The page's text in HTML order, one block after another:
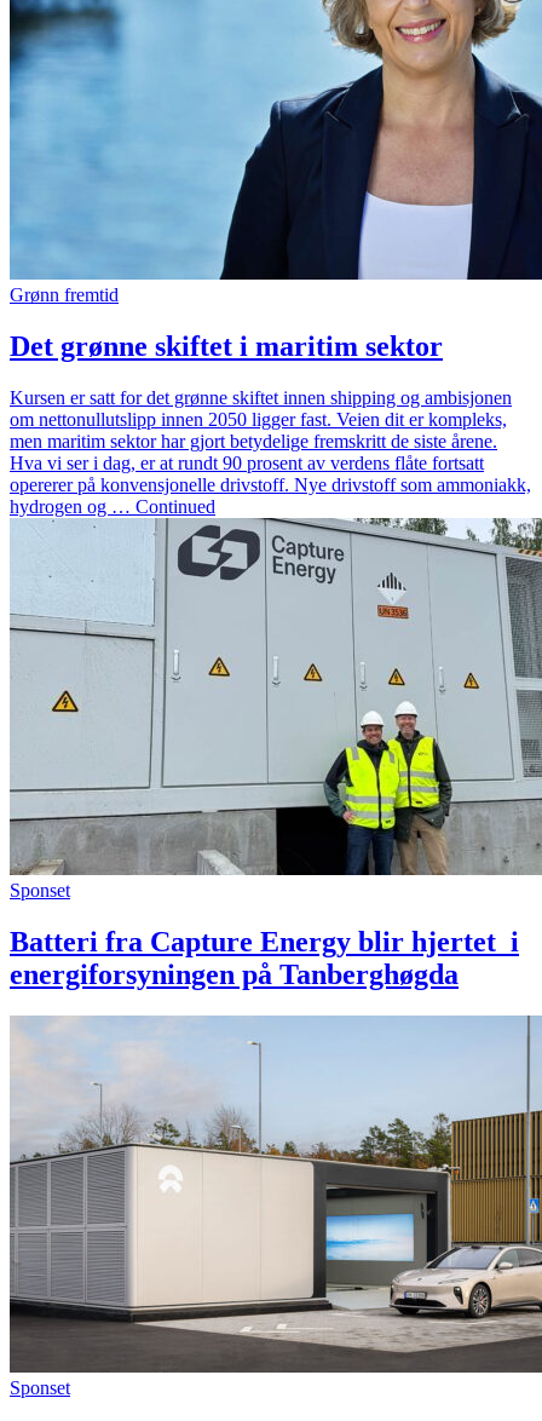
Grønn fremtid
Det grønne skiftet i maritim sektor
Kursen er satt for det grønne skiftet innen shipping og ambisjonen
om nettonullutslipp innen 2050 ligger fast. Veien dit er kompleks,
men maritim sektor har gjort betydelige fremskritt de siste årene.
Hva vi ser i dag, er at rundt 90 prosent av verdens flåte fortsatt
opererer på konvensjonelle drivstoff. Nye drivstoff som ammoniakk,
hydrogen og … Continued
Sponset
Batteri fra Capture Energy blir hjertet i
energiforsyningen på Tanberghøgda
Sponset